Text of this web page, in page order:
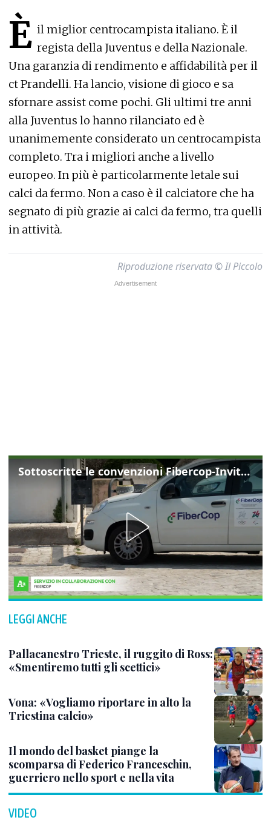
È il miglior centrocampista italiano. È il
regista della Juventus e della Nazionale.
Una garanzia di rendimento e affidabilità per il
ct Prandelli. Ha lancio, visione di gioco e sa
sfornare assist come pochi. Gli ultimi tre anni
alla Juventus lo hanno rilanciato ed è
unanimemente considerato un centrocampista
completo. Tra i migliori anche a livello
europeo. In più è particolarmente letale sui
calci da fermo. Non a caso è il calciatore che ha
segnato di più grazie ai calci da fermo, tra quelli
in attività.
Riproduzione riservata © Il Piccolo
Sottoscritte le convenzioni Fibercop-Invitalia, fibra ottica per 477 mila civici
LEGGI ANCHE
Pallacanestro Trieste, il ruggito di Ross:
«Smentiremo tutti gli scettici»
Vona: «Vogliamo riportare in alto la
Triestina calcio»
Il mondo del basket piange la
scomparsa di Federico Franceschin,
guerriero nello sport e nella vita
VIDEO